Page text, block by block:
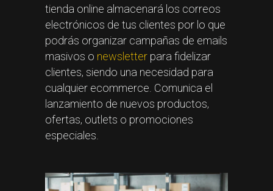
tienda online almacenará los correos
electrónicos de tus clientes por lo que
podrás organizar campañas de emails
masivos o newsletter para fidelizar
clientes, siendo una necesidad para
cualquier ecommerce. Comunica el
lanzamiento de nuevos productos,
ofertas, outlets o promociones
especiales.